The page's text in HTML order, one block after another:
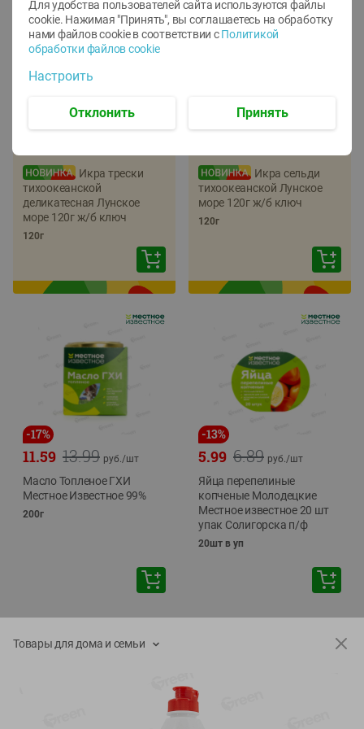
22%
Икра трески
тихоокеанской
деликатесная Лунское
море 120г ж/б ключ
120г
-17%
Икра сельди
тихоокеанской Лунское
море 120г ж/б ключ
120г
-17%
13.99
11.59 руб./шт
Масло Топленое ГХИ
Местное Известное 99%
200г
-13%
6.89
5.99 руб./шт
Яйца перепелиные
копченые Молодецкие
Местное известное 20 шт
упак Солигорска п/ф
20шт в уп
Товары для дома и семьи
Для удобства пользователей сайта используются файлы
cookie. Нажимая "Принять", вы соглашаетесь на обработку
нами файлов cookie в соответствии с Политикой
обработки файлов cookie
Настроить
Отклонить Принять